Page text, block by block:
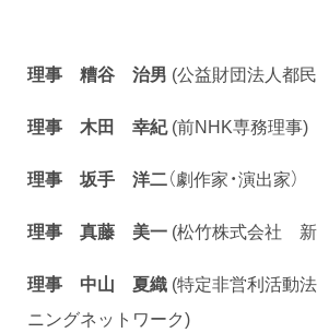
理事 糟谷 治男 (公益財団法人都
理事 木田 幸紀(前NHK専務理事)
理事 坂手 洋二（劇作家・演出家）
理事 真藤 美一 (松竹株式会社
理事 中山 夏織 (特定非営利活動
ニングネットワーク)